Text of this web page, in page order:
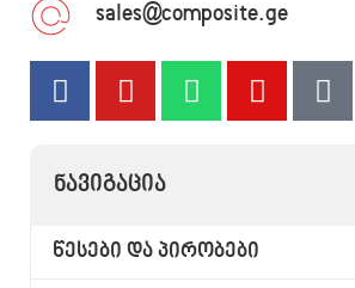
sales@composite.ge
ᲜᲐᲕᲘᲒᲐᲪᲘᲐ
წესები და პირობები